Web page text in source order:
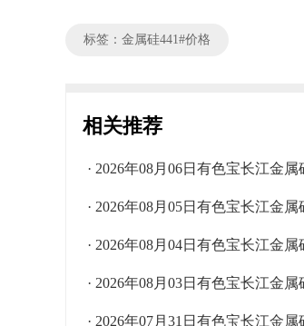
标签：金属硅441#价格
相关推荐
· 2026年08月06日有色宝长江金
· 2026年08月05日有色宝长江金
· 2026年08月04日有色宝长江金
· 2026年08月03日有色宝长江金
· 2026年07月31日有色宝长江金